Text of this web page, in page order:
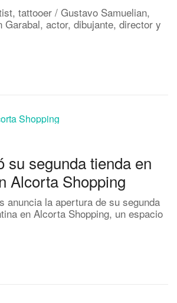
tattooer / Gustavo Samuelian,
actor, dibujante, director y
su segunda tienda en
Alcorta Shopping
anuncia la apertura de su segunda
en Alcorta Shopping, un espacio